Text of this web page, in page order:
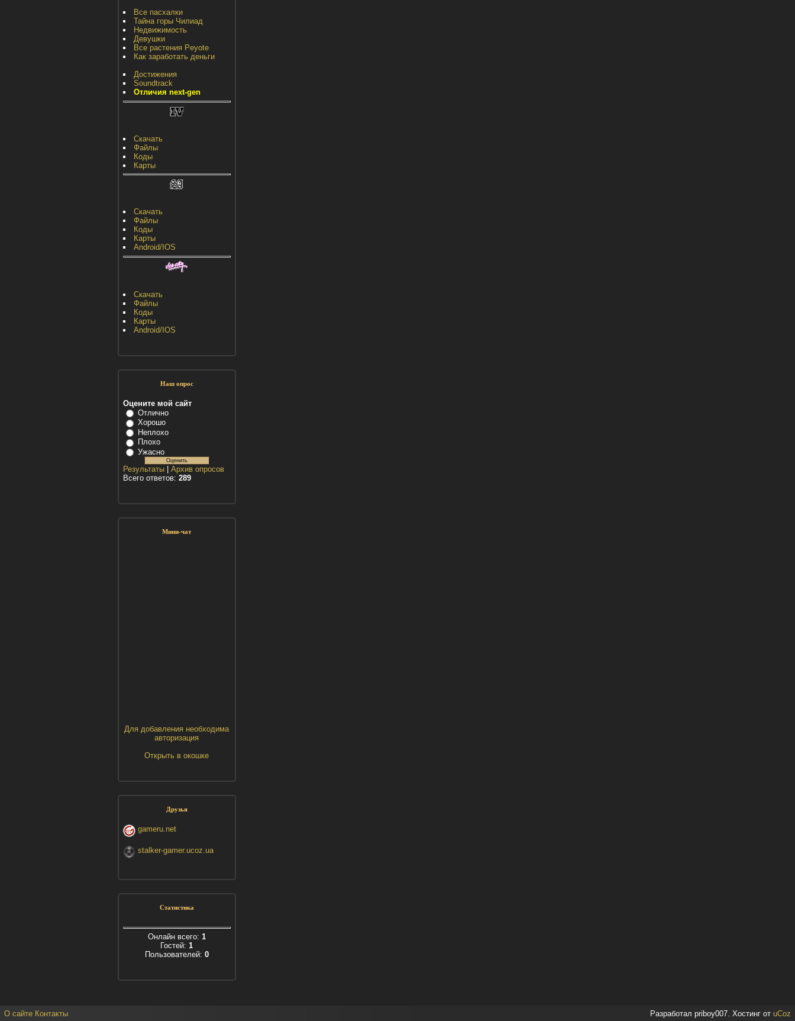
Все пасхалки
Тайна горы Чилиад
Недвижимость
Девушки
Все растения Peyote
Как заработать деньги
Достижения
Soundtrack
Отличия next-gen
Скачать
Файлы
Коды
Карты
Скачать
Файлы
Коды
Карты
Android/IOS
Скачать
Файлы
Коды
Карты
Android/IOS
Наш опрос
Оцените мой сайт
Отлично
Хорошо
Неплохо
Плохо
Ужасно
Результаты| Архив опросов
Всего ответов: 289
Мини-чат
Для добавления необходима
авторизация
Открыть в окошке
Друзья
gameru.net
stalker-gamer.ucoz.ua
Статистика
Онлайн всего: 1
Гостей: 1
Пользователей: 0
О сайте Контакты Разработал priboy007. Хостинг от uCoz